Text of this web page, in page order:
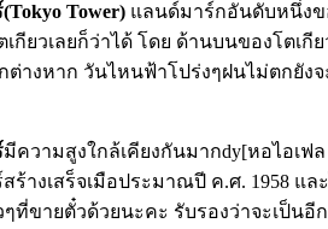
(Tokyo Tower) แลนด์มาร์กอันดับหนึ่งขอ
กียวเลยก็ว่าได้ โดย ด้านบนของโตเ
ต่างหาก วันไหนฟ้าโปร่งๆฝนไม่ตกยัง
มีความสูงใกล้เคียงกันมากdy[หอไอเฟ
สร้างเสร็จเมือประมาณปี ค.ศ.
ที่ขายตั๋วด้วยนะคะ รับรองว่าจะเป็น